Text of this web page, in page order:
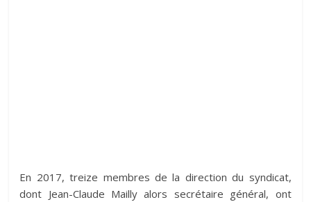
En 2017, treize membres de la direction du syndicat,
dont Jean-Claude Mailly alors secrétaire général, ont